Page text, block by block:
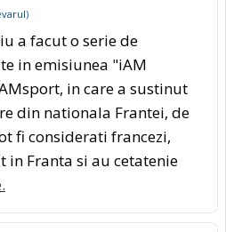
)
a facut o serie de
in emisiunea "iAM
in care a sustinut
din nationala Frantei, de
fi considerati francezi,
in Franta si au cetatenie